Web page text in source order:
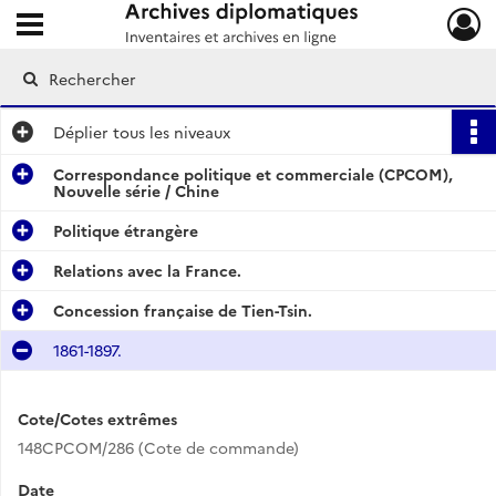
Archives diplomatiques
Ouvrir le menu déroulant
Déplier tous les niveaux
Correspondance politique et commerciale (CPCOM),
Nouvelle série / Chine
Politique étrangère
Relations avec la France.
Concession française de Tien-Tsin.
1861-1897.
Cote/Cotes extrêmes
148CPCOM/286 (Cote de commande)
Date